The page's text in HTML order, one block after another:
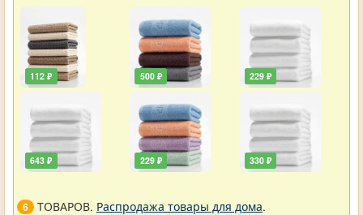
112 ₽
643 ₽
500 ₽
229 ₽
229 ₽
330 ₽
6 ТОВАРОВ. Распродажа товары для дома.